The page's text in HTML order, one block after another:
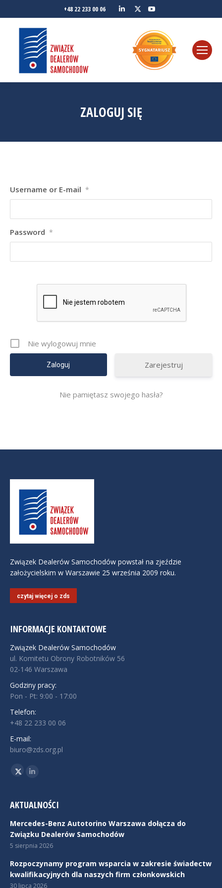
+48 22 233 00 06
Linkedin
Twitter
ZALOGUJ SIĘ
Username or E-mail *
Password *
Nie wylogowuj mnie
Zarejestruj
Nie pamiętasz swojego hasła?
Związek Dealerów Samochodów powstał na zjeździe
założycielskim w Warszawie 25 września 2009 roku.
czytaj więcej o zds
INFORMACJE KONTAKTOWE
Związek Dealerów Samochodów
ul. Komitetu Obrony Robotników 56
02-146 Warszawa
Godziny pracy:
Pon - Pt: 9:00 - 17:00
Telefon:
+48 22 233 00 06
E-mail:
biuro@zds.org.pl
Znajdź nas na:
TwitterLinkedin
AKTUALNOŚCI
Mercedes-Benz Autotorino Warszawa dołącza do
Związku Dealerów Samochodów
5 sierpnia 2026
Rozpoczynamy program wsparcia w zakresie świadectw
kwalifikacyjnych dla naszych firm członkowskich
30 lipca 2026